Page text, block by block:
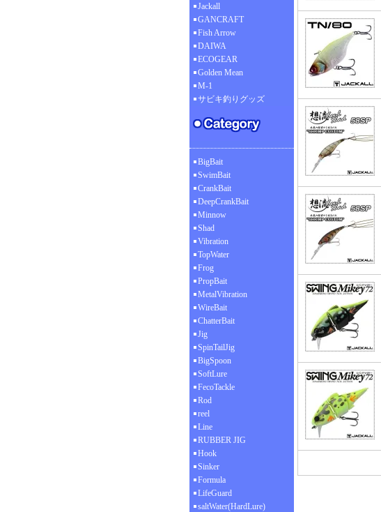
Jackall
GANCRAFT
Fish Arrow
DAIWA
ECOGEAR
Golden Mean
M-1
サビキ釣りグッズ
BigBait
SwimBait
CrankBait
DeepCrankBait
Minnow
Shad
Vibration
TopWater
Frog
PropBait
MetalVibration
WireBait
ChatterBait
Jig
SpinTailJig
BigSpoon
SoftLure
FecoTackle
Rod
reel
Line
RUBBER JIG
Hook
Sinker
Formula
LifeGuard
saltWater(HardLure)